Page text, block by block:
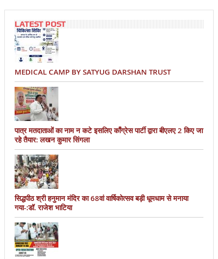
LATEST POST
MEDICAL CAMP BY SATYUG DARSHAN TRUST
पात्र मतदाताओं का नाम न कटे इसलिए काँग्रेस पार्टी द्वारा बीएलए 2 किए जा
रहे तैयार: लखन कुमार सिंगला
सिद्धपीठ श्री हनुमान मंदिर का 68वां वार्षिकोत्सव बड़ी धूमधाम से मनाया
गया-:डॉ. राजेश भाटिया